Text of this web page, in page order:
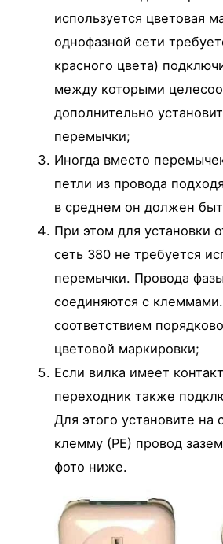
используется цветовая
однофазной сети
красного цвета)
между которыми
дополнительно
перемычки;
Иногда вместо
петли из провода
в среднем он должен
При этом для установки
сеть 380 не требуется
перемычки. Провода
соединяются с
соответствием
цветовой маркировки;
Если вилка имеет
переходник также
Для этого установите
клемму (РЕ) провод
фото ниже.